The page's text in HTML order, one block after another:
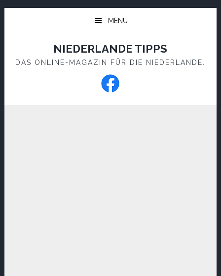
Skip
Skip
MENU
NIEDERLANDE TIPPS
DAS ONLINE-MAGAZIN FÜR DIE NIEDERLANDE.